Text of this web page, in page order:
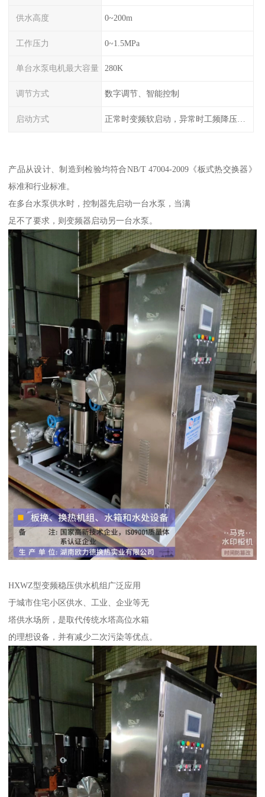
供水高度 0~200m
工作压力 0~1.5MPa
单台水泵电机最大容量 280K
调节方式 数字调节、智能控制
启动方式 正常时变频软启动，异常时工频降压或全压启动
产品从设计、制造到检验均符合NB/T 47004-2009《板式热交换器》
标准和行业标准。
在多台水泵供水时，控制器先启动一台水泵，当满
足不了要求，则变频器启动另一台水泵。
HXWZ型变频稳压供水机组广泛应用
于城市住宅小区供水、工业、企业等无
塔供水场所，是取代传统水塔高位水箱
的理想设备，并有减少二次污染等优点。